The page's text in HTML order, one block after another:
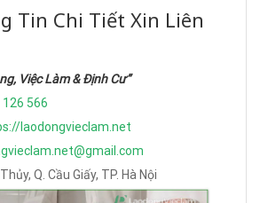
Tin Chi Tiết Xin Liên
Việc Làm & Định Cư”
566
laodongvieclam.net
Q. Cầu Giấy, TP. Hà Nội